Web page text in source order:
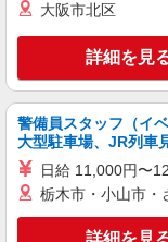
円
ま
区
アルバイト パート
株式会社STREAM 仙
大阪市北区
詳細を見
警備員スタッフ（イ
大型駐車場、JR列車
日給 11,000円〜
栃木市・小山市・
詳細を見